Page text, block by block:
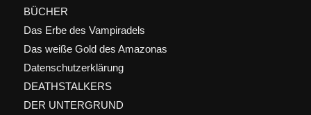
BÜCHER
Das Erbe des Vampiradels
Das weiße Gold des Amazonas
Datenschutzerklärung
DEATHSTALKERS
DER UNTERGRUND